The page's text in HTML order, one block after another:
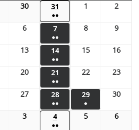
30 31
●●
1 2
6 7
●●
8 9
13 14
●●
15 16
20 21
●●
22 23
27 28
●●
29
●
30
3 4
●●
5 6